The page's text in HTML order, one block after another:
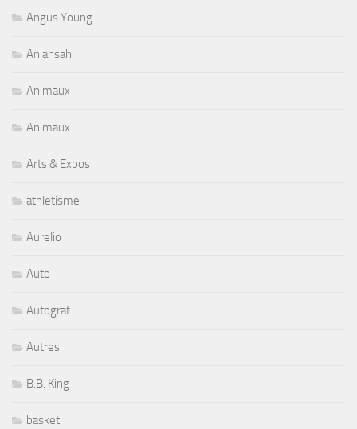
Angus Young
Aniansah
Animaux
Animaux
Arts & Expos
athletisme
Aurelio
Auto
Autograf
Autres
B.B. King
basket